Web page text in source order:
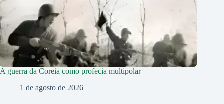
A guerra da Coreia como profecia multipolar
1 de agosto de 2026